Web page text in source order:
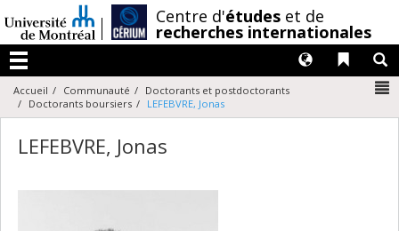
au
contenu
Centre d'études et de
recherches internationales
Menu
Liens
Langues
Accueil Communauté
Doctorants et postdoctorants
Doctorants boursiers
LEFEBVRE, Jonas
LEFEBVRE, Jonas